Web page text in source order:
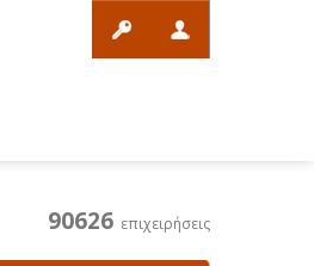
90626 επιχειρήσεις